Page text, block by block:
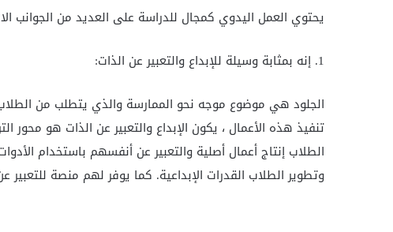
يحتوي العمل اليدوي كمجال للدراسة على العديد من الجوانب
1. إنه بمثابة وسيلة للإبداع والتعبير عن الذات:
الجلود هي موضوع موجه نحو الممارسة والذي يتطلب من
تنفيذ هذه الأعمال ، يكون الإبداع والتعبير عن الذات هو محور
الطلاب إنتاج أعمال أصلية والتعبير عن أنفسهم باستخدام
وتطوير الطلاب القدرات الإبداعية. كما يوفر لهم منصة